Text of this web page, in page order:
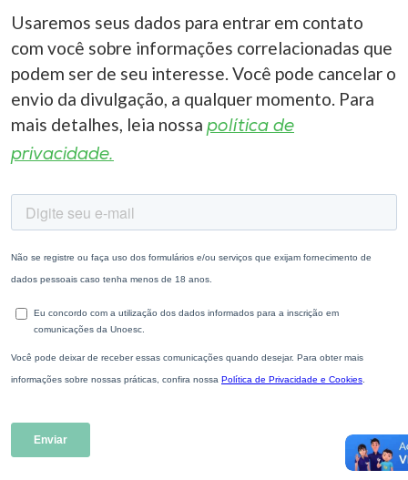
Usaremos seus dados para entrar em contato
com você sobre informações correlacionadas que
podem ser de seu interesse. Você pode cancelar o
envio da divulgação, a qualquer momento. Para
mais detalhes, leia nossa política de
privacidade.